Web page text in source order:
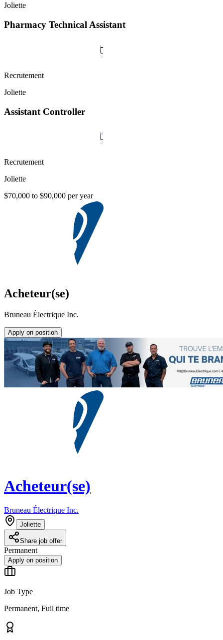
Joliette
Pharmacy Technical Assistant
Recrutement
Joliette
Assistant Controller
Recrutement
Joliette
$70,000 to $90,000 per year
Acheteur(se)
Bruneau Électrique Inc.
Apply on position
Acheteur(se)
Bruneau Électrique Inc.
Joliette
Share job offer
Permanent
Apply on position
Job Type
Permanent, Full time